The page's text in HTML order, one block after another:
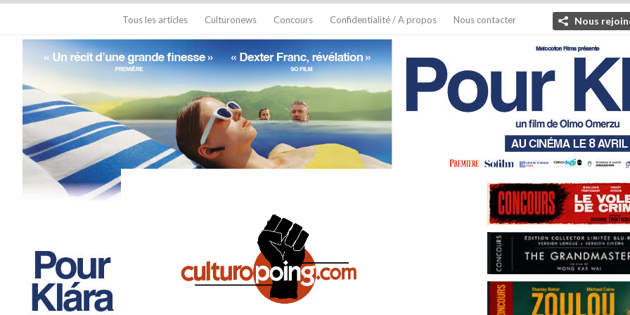
Tous les articles Culturonews Concours Confidentialité / A propos Nous contacter Nous